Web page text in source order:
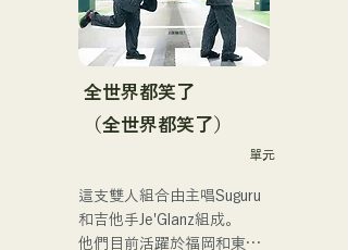
全世界都笑了
（全世界都笑了）
單元
這支雙人組合由主唱Suguru
和吉他手Je'Glanz組成。
他們目前活躍於福岡和東